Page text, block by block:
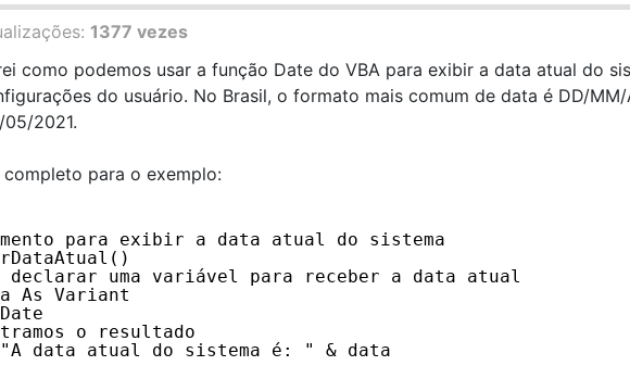
1377 vezes
como podemos usar a função Date do VBA para exibir a data atual do
do usuário. No Brasil, o formato mais comum de data é DD/MM/
2021.
para o exemplo:
para exibir a data atual do sistema
declarar uma variável para receber a data atual
As Variant
o resultado
"A data atual do sistema é: " & data